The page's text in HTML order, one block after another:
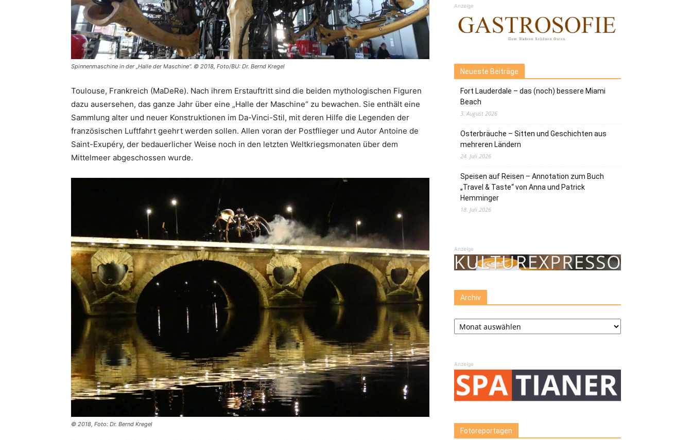
Spinnenmaschine in der „Halle der Maschine“. © 2018, Foto/BU: Dr. Bernd Kregel
Toulouse, Frankreich (MaDeRe). Nach ihrem Erstauftritt sind die beiden mythologischen Figuren
dazu ausersehen, das ganze Jahr über eine „Halle der Maschine“ zu bewachen. Sie enthält eine
Sammlung alter und neuer Konstruktionen im Da-Vinci-Stil, mit deren Hilfe die Legenden der
französischen Luftfahrt geehrt werden sollen. Allen voran der Postflieger und Autor Antoine de
Saint-Exupéry, der bedauerlicher Weise noch in den letzten Weltkriegsmonaten über dem
Mittelmeer abgeschossen wurde.
© 2018, Foto: Dr. Bernd Kregel
Anzeige
Neueste Beiträge
Fort Lauderdale – das (noch) bessere Miami
Beach
3. August 2026
Osterbräuche – Sitten und Geschichten aus
mehreren Ländern
24. Juli 2026
Speisen auf Reisen – Annotation zum Buch
„Travel & Taste“ von Anna und Patrick
Hemminger
18. Juli 2026
Anzeige
Archiv
Archiv
Anzeige
Fotoreportagen